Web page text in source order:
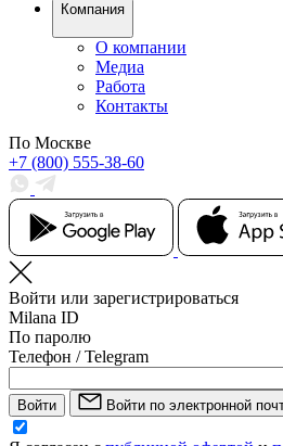
Компания
О компании
Медиа
Работа
Контакты
По Москве
+7 (800) 555-38-60
Войти или зарегистрироваться
Milana ID
По паролю
Телефон / Telegram
Войти Войти по электронной